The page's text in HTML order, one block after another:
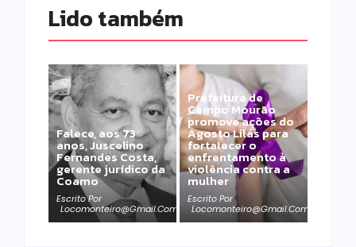
Lido também
Falece, aos 73
anos, Juscelino
Fernandes Costa,
gerente jurídico da
Coamo
Escrito Por
Locomonteiro@gmail.com
Prefeitura de
Campo Mourão
promove ações do
Agosto Lilás para
fortalecer o
enfrentamento à
violência contra a
mulher
Escrito Por
Locomonteiro@gmail.com